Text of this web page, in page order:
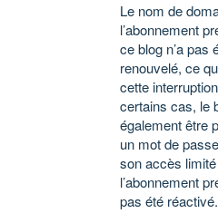
Le nom de
l’abonnement
ce blog n’a pas
renouvelé, ce
cette
certains cas, le
également être
un mot de
son accès
l’abonnement
pas été réactivé.